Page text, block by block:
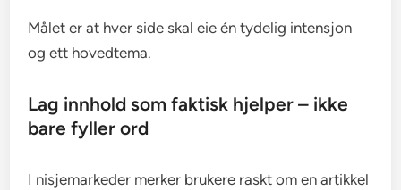
Målet er at hver side skal eie én tydelig intensjon
og ett hovedtema.
Lag innhold som faktisk hjelper – ikke
bare fyller ord
I nisjemarkeder merker brukere raskt om en artikkel